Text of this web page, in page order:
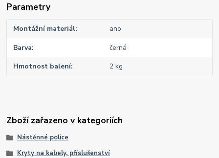
Parametry
Montážní materiál ano
Barva černá
Hmotnost balení 2 kg
Zboží zařazeno v kategoriích
Nástěnné police
Kryty na kabely, příslušenství